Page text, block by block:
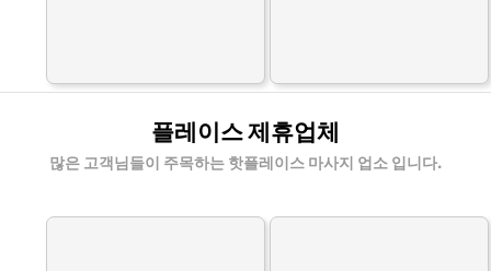
플레이스 제휴업체
많은 고객님들이 주목하는 핫플레이스 마사지 업소 입니다.